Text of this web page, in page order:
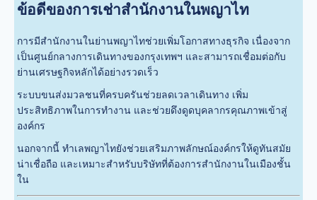
ข้อดีของการเช่าสำนักงานในพญาไท
การมีสำนักงานในย่านพญาไทช่วยเพิ่มโอกาสทางธุรกิจ เนื่องจาก
เป็นศูนย์กลางการเดินทางของกรุงเทพฯ และสามารถเชื่อมต่อกับ
ย่านเศรษฐกิจหลักได้อย่างรวดเร็ว
ระบบขนส่งมวลชนที่ครบครันช่วยลดเวลาเดินทาง เพิ่ม
ประสิทธิภาพในการทำงาน และช่วยดึงดูดบุคลากรคุณภาพเข้าสู่
องค์กร
นอกจากนี้ ทำเลพญาไทยังช่วยเสริมภาพลักษณ์องค์กรให้ดูทันสมัย
น่าเชื่อถือ และเหมาะสำหรับบริษัทที่ต้องการสำนักงานในเมืองชั้น
ใน